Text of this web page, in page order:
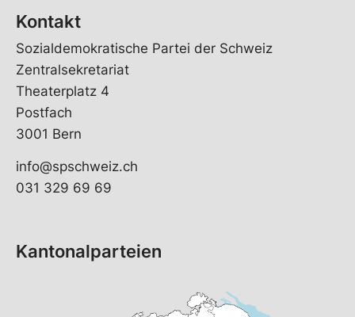
Kontakt
Sozialdemokratische Partei der Schweiz
Zentralsekretariat
Theaterplatz 4
Postfach
3001 Bern
info@spschweiz.ch
031 329 69 69
Kantonalparteien